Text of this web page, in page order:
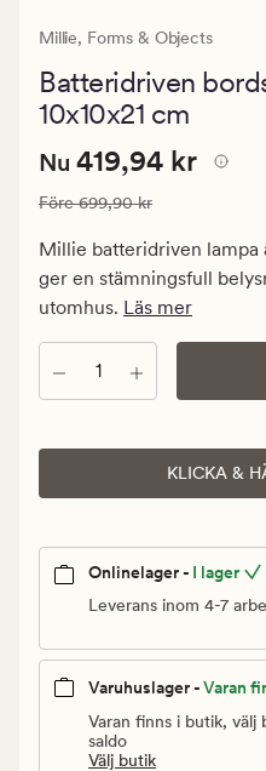
Millie, Forms & Objects
Batteridriven
10x10x21 cm
Nuvarande
419,94
kr.
Ordinarie
pris
Nuvarande pris
Nu 419,94 kr
Ordinarie pris 699,90 kr
Före699,90 kr
Millie batteridriven lampa
ger en stämningsfull
utomhus. Läs mer
Antal
KLICKA &
Onlinelager - I lager
Leverans inom 4-7
Varuhuslager -Varan
Varan finns i butik,
saldo
Välj butik